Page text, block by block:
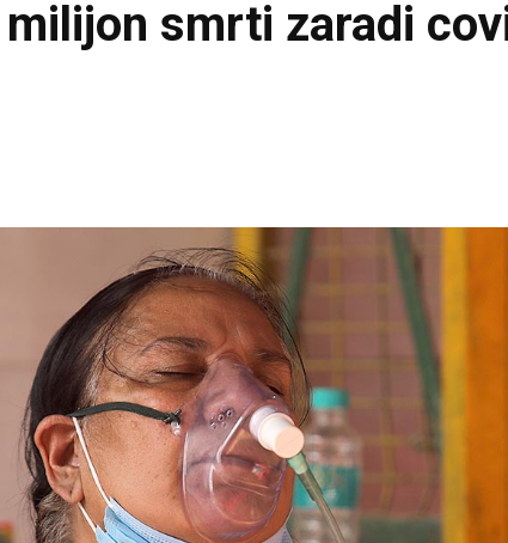
smrti zaradi